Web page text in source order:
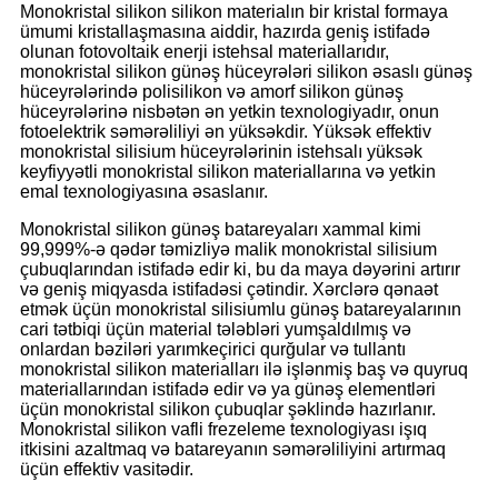
Monokristal silikon silikon materialın bir kristal formaya
ümumi kristallaşmasına aiddir, hazırda geniş istifadə
olunan fotovoltaik enerji istehsal materiallarıdır,
monokristal silikon günəş hüceyrələri silikon əsaslı günəş
hüceyrələrində polisilikon və amorf silikon günəş
hüceyrələrinə nisbətən ən yetkin texnologiyadır, onun
fotoelektrik səmərəliliyi ən yüksəkdir. Yüksək effektiv
monokristal silisium hüceyrələrinin istehsalı yüksək
keyfiyyətli monokristal silikon materiallarına və yetkin
emal texnologiyasına əsaslanır.
Monokristal silikon günəş batareyaları xammal kimi
99,999%-ə qədər təmizliyə malik monokristal silisium
çubuqlarından istifadə edir ki, bu da maya dəyərini artırır
və geniş miqyasda istifadəsi çətindir. Xərclərə qənaət
etmək üçün monokristal silisiumlu günəş batareyalarının
cari tətbiqi üçün material tələbləri yumşaldılmış və
onlardan bəziləri yarımkeçirici qurğular və tullantı
monokristal silikon materialları ilə işlənmiş baş və quyruq
materiallarından istifadə edir və ya günəş elementləri
üçün monokristal silikon çubuqlar şəklində hazırlanır.
Monokristal silikon vafli frezeleme texnologiyası işıq
itkisini azaltmaq və batareyanın səmərəliliyini artırmaq
üçün effektiv vasitədir.